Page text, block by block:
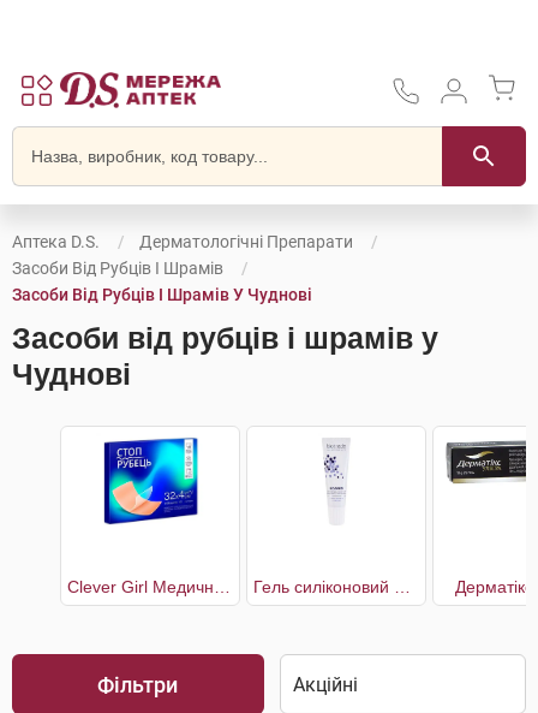
Аптека D.S.
Дерматологічні Препарати
Засоби Від Рубців І Шрамів
Засоби Від Рубців І Шрамів У Чуднові
Засоби від рубців і шрамів у
Чуднові
Фільтри